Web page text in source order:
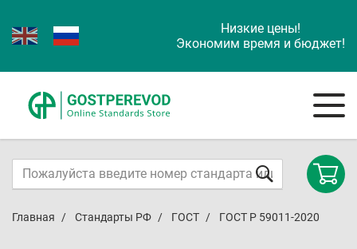
Низкие цены!
Экономим время и бюджет!
Главная Стандарты РФ ГОСТ ГОСТ Р 59011-2020